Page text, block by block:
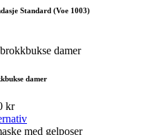
flere
kan
velges
produktsiden
Standard (Voe 1003)
damer
kr
Dette
produktet